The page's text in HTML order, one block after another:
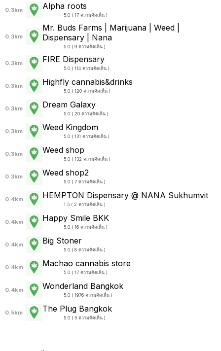
0.3km Alpha roots
5.0 ( 17 ความคิดเห็น )
0.3km
Mr. Buds Farms | Marijuana | Weed |
Dispensary | Nana
5.0 ( 9 ความคิดเห็น )
0.3km FIRE Dispensary
5.0 ( 114 ความคิดเห็น )
0.3km Highfly cannabis&drinks
5.0 ( 120 ความคิดเห็น )
0.3km Dream Galaxy
5.0 ( 20 ความคิดเห็น )
0.3km Weed Kingdom
5.0 ( 131 ความคิดเห็น )
0.3km Weed shop
5.0 ( 132 ความคิดเห็น )
0.3km Weed shop2
5.0 ( 7 ความคิดเห็น )
0.4km HEMPTON Dispensary @ NANA Sukhumvit
1.5 ( 2 ความคิดเห็น )
0.4km Happy Smile BKK
5.0 ( 16 ความคิดเห็น )
0.4km Big Stoner
5.0 ( 8 ความคิดเห็น )
0.4km Machao cannabis store
5.0 ( 17 ความคิดเห็น )
0.4km Wonderland Bangkok
5.0 ( 1976 ความคิดเห็น )
0.5km The Plug Bangkok
5.0 ( 5 ความคิดเห็น )